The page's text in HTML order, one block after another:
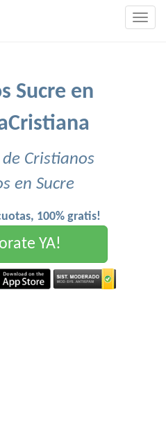
Sucre en
Cristianos
en Sucre
100% gratis!
YA!